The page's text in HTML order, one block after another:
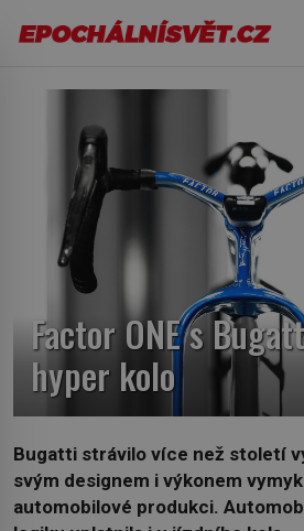
Factor ONE s
hyper kolo
Bugatti strávilo více než století
svým designem i výkonem
automobilové produkci.